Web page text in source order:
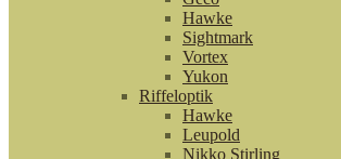
Hawke
Sightmark
Vortex
Yukon
Riffeloptik
Hawke
Leupold
Nikko Stirling